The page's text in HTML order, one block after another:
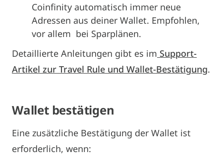
Coinfinity automatisch immer neue
Adressen aus deiner Wallet. Empfohlen,
vor allem bei Sparplänen.
Detaillierte Anleitungen gibt es im Support-
Artikel zur Travel Rule und Wallet-Bestätigung.
Wallet bestätigen
Eine zusätzliche Bestätigung der Wallet ist
erforderlich, wenn: